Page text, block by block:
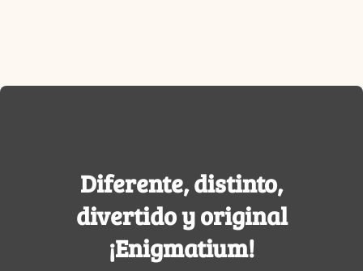
Diferente, distinto,
divertido y original
¡Enigmatium!